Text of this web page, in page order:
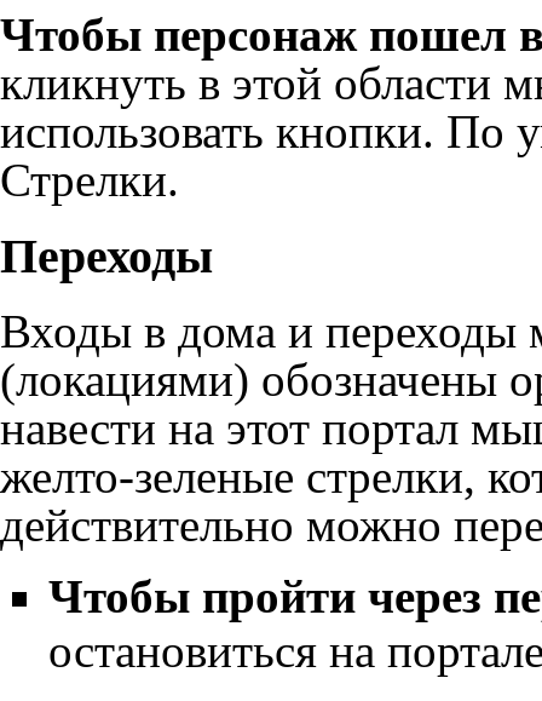
Чтобы персонаж пошел
кликнуть в этой
использовать кнопки. По
Стрелки.
Переходы
Входы в дома и переходы
(локациями) обозначены
навести на этот портал
желто-зеленые стрелки,
действительно можно
Чтобы пройти через
остановиться на